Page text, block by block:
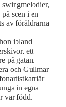
scen i en
av föräldrarna
ibland
ett
på gatan.
och Gullmar
in egna
var född.